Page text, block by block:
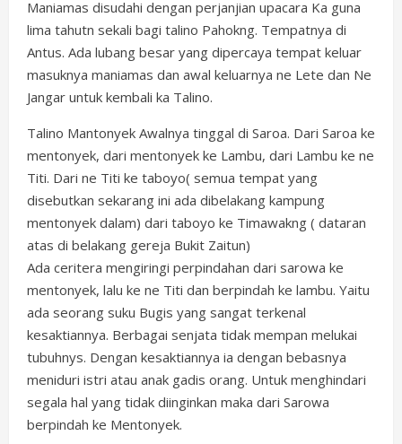
Maniamas disudahi dengan perjanjian upacara Ka guna
lima tahutn sekali bagi talino Pahokng. Tempatnya di
Antus. Ada lubang besar yang dipercaya tempat keluar
masuknya maniamas dan awal keluarnya ne Lete dan Ne
Jangar untuk kembali ka Talino.
Talino Mantonyek Awalnya tinggal di Saroa. Dari Saroa ke
mentonyek, dari mentonyek ke Lambu, dari Lambu ke ne
Titi. Dari ne Titi ke taboyo( semua tempat yang
disebutkan sekarang ini ada dibelakang kampung
mentonyek dalam) dari taboyo ke Timawakng ( dataran
atas di belakang gereja Bukit Zaitun)
Ada ceritera mengiringi perpindahan dari sarowa ke
mentonyek, lalu ke ne Titi dan berpindah ke lambu. Yaitu
ada seorang suku Bugis yang sangat terkenal
kesaktiannya. Berbagai senjata tidak mempan melukai
tubuhnys. Dengan kesaktiannya ia dengan bebasnya
meniduri istri atau anak gadis orang. Untuk menghindari
segala hal yang tidak diinginkan maka dari Sarowa
berpindah ke Mentonyek.